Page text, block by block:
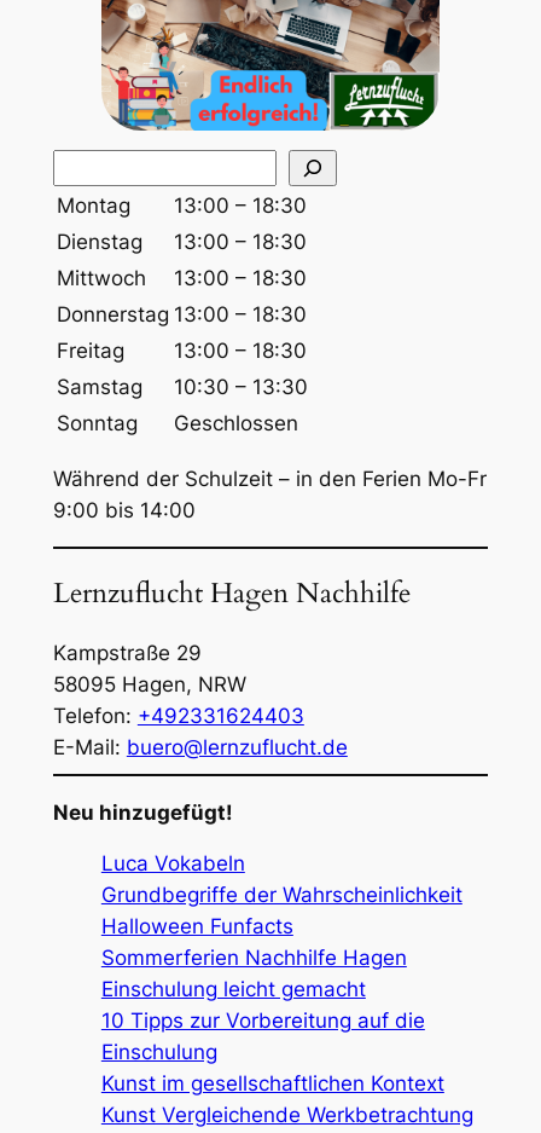
u
c
e
n
Montag
13:00 – 18:30
Dienstag
13:00 – 18:30
Mittwoch
13:00 – 18:30
Donnerstag 13:00 – 18:30
Freitag
13:00 – 18:30
Samstag
10:30 – 13:30
Sonntag
Geschlossen
Während der Schulzeit – in den Ferien Mo-Fr
9:00 bis 14:00
Lernzuflucht Hagen Nachhilfe
Kampstraße 29
58095Hagen, NRW
Telefon: +492331624403
E-Mail: buero@lernzuflucht.de
Neu hinzugefügt!
Luca Vokabeln
Grundbegriffe der Wahrscheinlichkeit
Halloween Funfacts
Sommerferien Nachhilfe Hagen
Einschulung leicht gemacht
10 Tipps zur Vorbereitung auf die
Einschulung
Kunst im gesellschaftlichen Kontext
Kunst Vergleichende Werkbetrachtung